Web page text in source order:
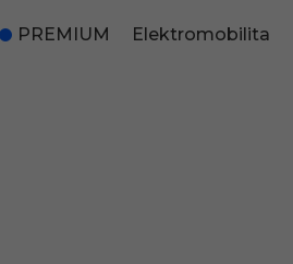
PREMIUM Elektromobilita